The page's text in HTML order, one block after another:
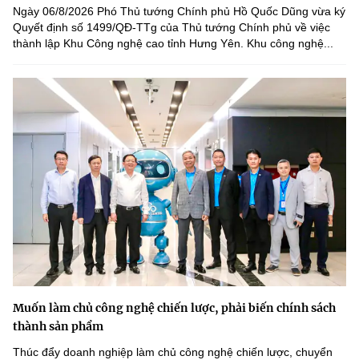
Ngày 06/8/2026 Phó Thủ tướng Chính phủ Hồ Quốc Dũng vừa ký
Quyết định số 1499/QĐ-TTg của Thủ tướng Chính phủ về việc
thành lập Khu Công nghệ cao tỉnh Hưng Yên. Khu công nghệ...
Muốn làm chủ công nghệ chiến lược, phải biến chính sách
thành sản phẩm
Thúc đẩy doanh nghiệp làm chủ công nghệ chiến lược, chuyển